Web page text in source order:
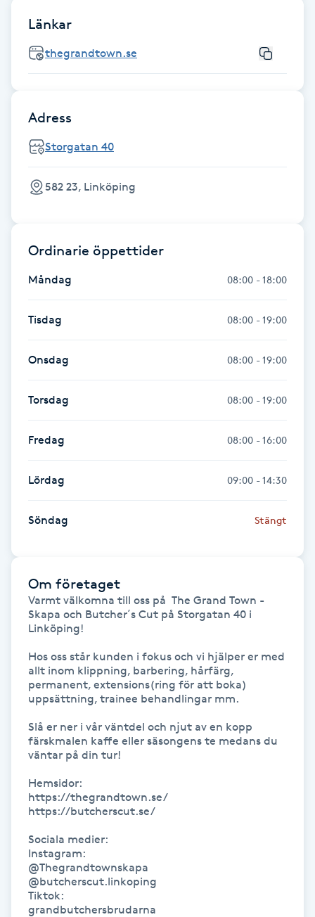
IPL hårborttagning
IR-massage
J
Japansk massage
Katun fransar
Kemisk peeling
Klippning & Slingor
Koppningsmassage
Kosmetisk tatuering
Kostrådgivning
Kroppsinpackning
Käkledsbehandling
Kärlbehandling
Laserbehandling
Länkar
thegrandtown.se
Adress
Storgatan 40
582 23, Linköping
Ordinarie öppettider
Måndag 08:00 - 18:00
Tisdag 08:00 - 19:00
Onsdag 08:00 - 19:00
Torsdag 08:00 - 19:00
Fredag 08:00 - 16:00
Lördag 09:00 - 14:30
Söndag Stängt
Om företaget
Varmt välkomna till oss på  The Grand Town -
Skapa och Butcher´s Cut på Storgatan 40 i
Linköping!
Hos oss står kunden i fokus och vi hjälper er med
allt inom klippning, barbering, hårfärg,
permanent, extensions(ring för att boka)
uppsättning, trainee behandlingar mm.
Slå er ner i vår väntdel och njut av en kopp
färskmalen kaffe eller säsongens te medans du
väntar på din tur!
Hemsidor:
https://thegrandtown.se/
https://butcherscut.se/
Sociala medier:
Instagram:
@Thegrandtownskapa
@butcherscut.linkoping
Tiktok:
grandbutchersbrudarna